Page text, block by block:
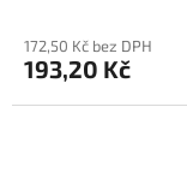
172,50 Kč bez DPH
193,20 Kč